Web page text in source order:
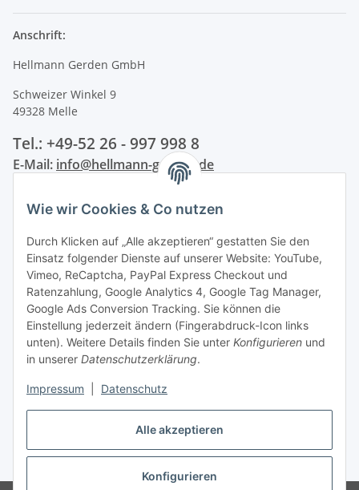
Alle akzeptieren
Konfigurieren
Wie wir Cookies & Co nutzen
Durch Klicken auf „Alle akzeptieren“ gestatten Sie den
Einsatz folgender Dienste auf unserer Website: YouTube,
Vimeo, ReCaptcha, PayPal Express Checkout und
Ratenzahlung, Google Analytics 4, Google Tag Manager,
Google Ads Conversion Tracking. Sie können die
Einstellung jederzeit ändern (Fingerabdruck-Icon links
unten). Weitere Details finden Sie unter Konfigurieren und
in unserer Datenschutzerklärung.
Impressum Datenschutz
Anschrift:
Hellmann Gerden GmbH
Schweizer Winkel 9
49328 Melle
Tel.: +49-52 26 - 997 998 8
E-Mail: info@hellmann-gerden.de
Vertrag widerrufen
* Alle Preise inkl. gesetzlicher USt., zzgl.Versand